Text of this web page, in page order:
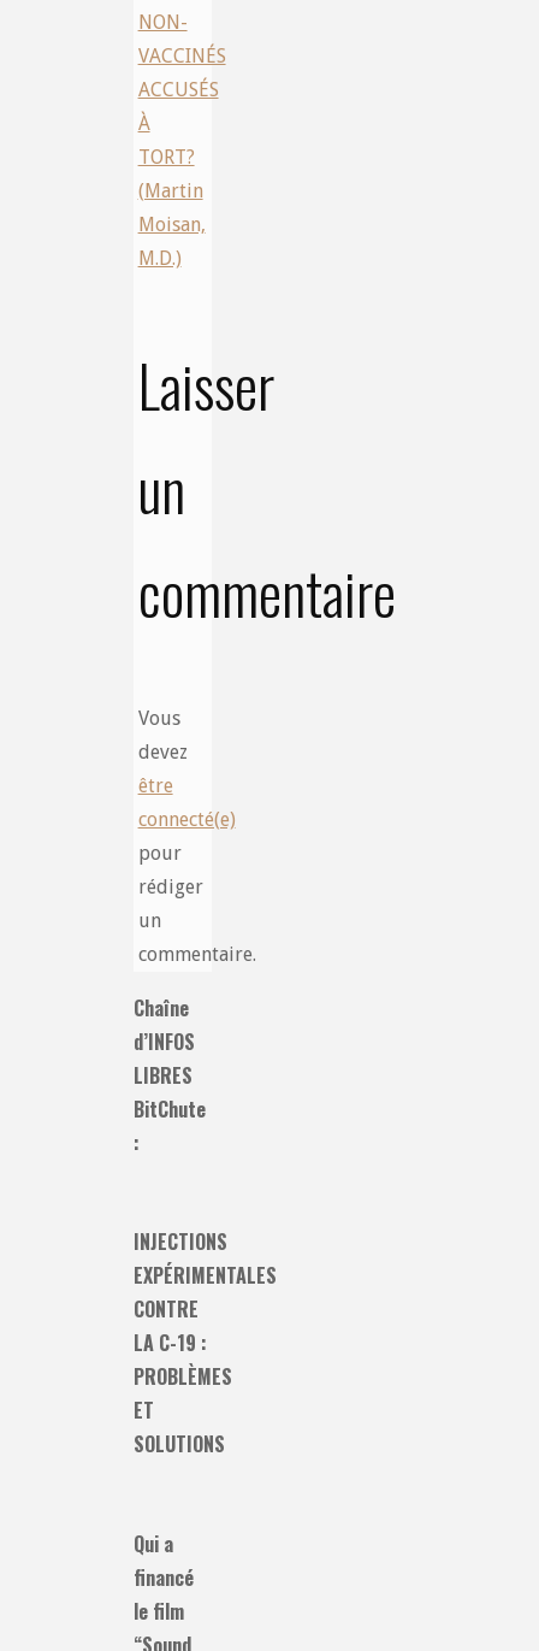
NON-
VACCINÉS
ACCUSÉS
À
TORT?
(Martin
Moisan,
M.D.)
Laisser
un
commentaire
Vous
devez
être
connecté(e)
pour
rédiger
un
commentaire.
Chaîne
d’INFOS
LIBRES
BitChute
:
INJECTIONS
EXPÉRIMENTALES
CONTRE
LA C-19 :
PROBLÈMES
ET
SOLUTIONS
Qui a
financé
le film
“Sound